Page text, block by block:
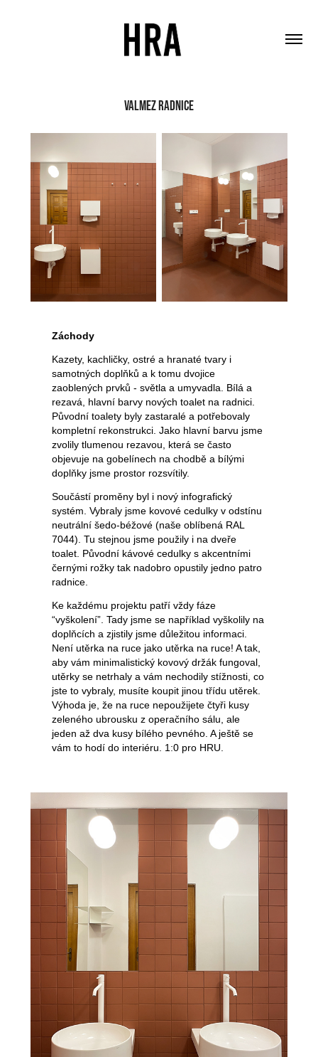
VALMEZ RADNICE
Záchody
Kazety, kachličky, ostré a hranaté tvary i
samotných doplňků a k tomu dvojice
zaoblených prvků - světla a umyvadla. Bílá a
rezavá, hlavní barvy nových toalet na radnici.
Původní toalety byly zastaralé a potřebovaly
kompletní rekonstrukci. Jako hlavní barvu jsme
zvolily tlumenou rezavou, která se často
objevuje na gobelínech na chodbě a bílými
doplňky jsme prostor rozsvítily.
Součástí proměny byl i nový infografický
systém. Vybraly jsme kovové cedulky v odstínu
neutrální šedo-béžové (naše oblíbená RAL
7044). Tu stejnou jsme použily i na dveře
toalet. Původní kávové cedulky s akcentními
černými rožky tak nadobro opustily jedno patro
radnice.
Ke každému projektu patří vždy fáze
“vyškolení”. Tady jsme se například vyškolily na
doplňcích a zjistily jsme důležitou informaci.
Není utěrka na ruce jako utěrka na ruce! A tak,
aby vám minimalistický kovový držák fungoval,
utěrky se netrhaly a vám nechodily stížnosti, co
jste to vybraly, musíte koupit jinou třídu utěrek.
Výhoda je, že na ruce nepoužijete čtyři kusy
zeleného ubrousku z operačního sálu, ale
jeden až dva kusy bílého pevného. A ještě se
vám to hodí do interiéru. 1:0 pro HRU.